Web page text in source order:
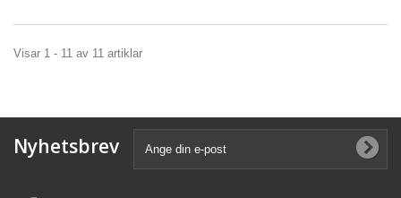
Visar 1 - 11 av 11 artiklar
Nyhetsbrev